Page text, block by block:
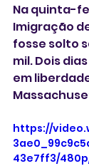
Na quinta-
Imigração
fosse solto
mil. Dois
em
https://
43e7ff3/